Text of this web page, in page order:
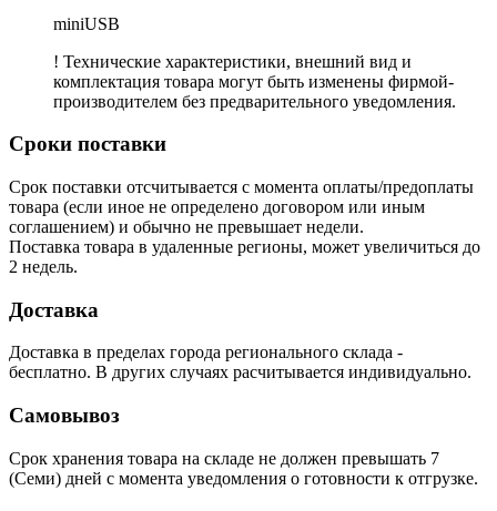
miniUSB
! Технические характеристики, внешний вид и
комплектация товара могут быть изменены фирмой-
производителем без предварительного уведомления.
Сроки поставки
Срок поставки отсчитывается с момента оплаты/предоплаты
товара (если иное не определено договором или иным
соглашением) и обычно не превышает недели.
Поставка товара в удаленные регионы, может увеличиться до
2 недель.
Доставка
Доставка в пределах города регионального склада -
бесплатно. В других случаях расчитывается индивидуально.
Самовывоз
Срок хранения товара на складе не должен превышать 7
(Семи) дней с момента уведомления о готовности к отгрузке.